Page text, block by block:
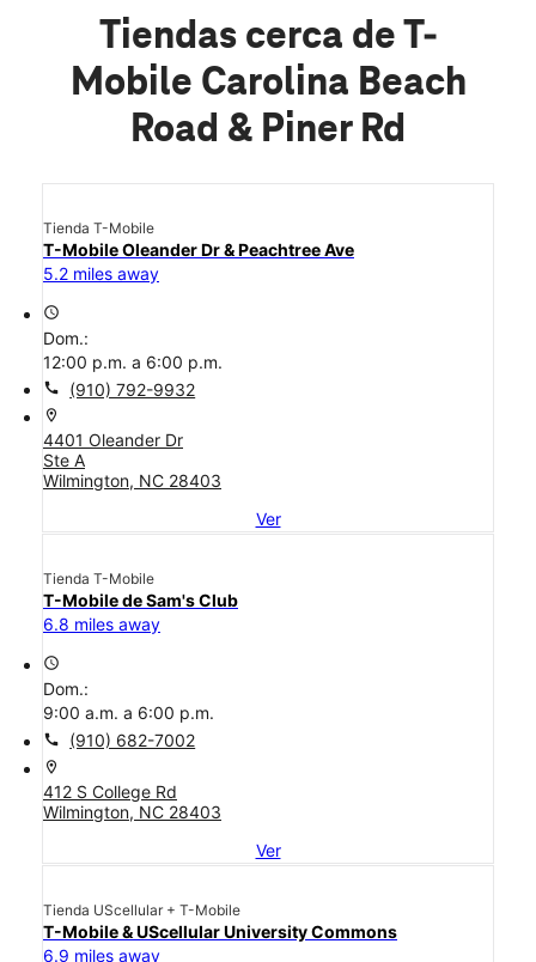
Tiendas cerca de T-
Mobile Carolina Beach
Road & Piner Rd
Tienda T-Mobile
T-Mobile Oleander Dr & Peachtree Ave
5.2 miles away
access_time
Dom.:
12:00 p.m. a 6:00 p.m.
call (910) 792-9932
location_on
4401 Oleander Dr
Ste A
Wilmington, NC 28403
Ver
Tienda T-Mobile
T-Mobile de Sam's Club
6.8 miles away
access_time
Dom.:
9:00 a.m. a 6:00 p.m.
call (910) 682-7002
location_on
412 S College Rd
Wilmington, NC 28403
Ver
Tienda UScellular + T-Mobile
T-Mobile & UScellular University Commons
6.9 miles away